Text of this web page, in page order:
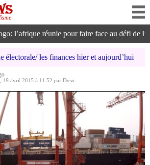
l’afrique réunie pour faire face au défi de
électorale/ les finances hier et aujourd’hui
19 avril 2015 à 11:52 par Doso